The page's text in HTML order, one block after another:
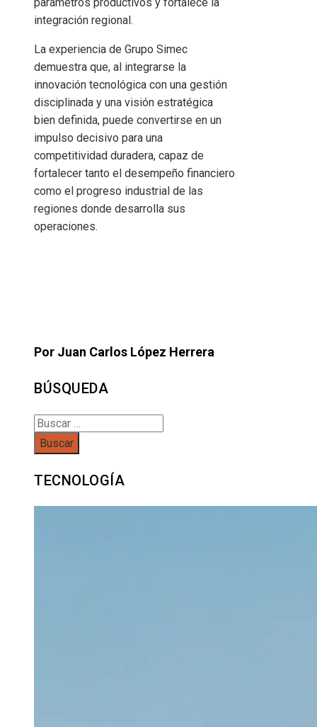
parámetros productivos y fortalece la
integración regional.
La experiencia de Grupo Simec
demuestra que, al integrarse la
innovación tecnológica con una gestión
disciplinada y una visión estratégica
bien definida, puede convertirse en un
impulso decisivo para una
competitividad duradera, capaz de
fortalecer tanto el desempeño financiero
como el progreso industrial de las
regiones donde desarrolla sus
operaciones.
Por Juan Carlos López Herrera
BÚSQUEDA
Buscar:
TECNOLOGÍA